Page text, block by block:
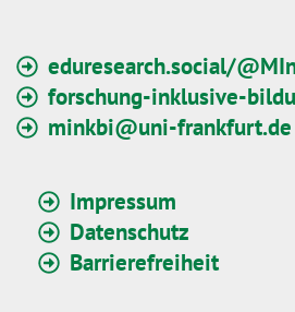
eduresearch.social/
forschung-inklusive-
minkbi@uni-frankfurt.de
Impressum
Datenschutz
Barrierefreiheit